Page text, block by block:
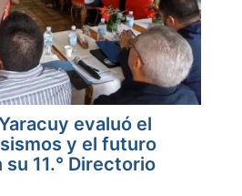
evaluó el
y el futuro
11.° Directorio